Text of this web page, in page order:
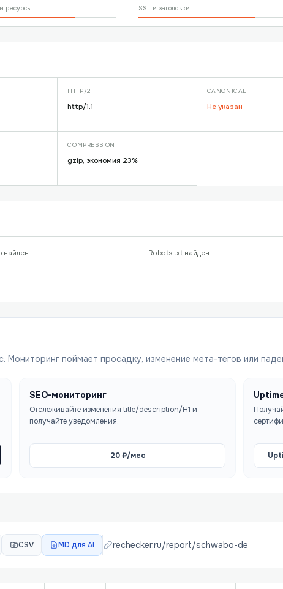
ресурсы SSL и заголовки
HTTP/2
http/1.1
CANONICAL
Не указан
COMPRESSION
gzip, экономия 23%
найден Robots.txt найден
Мониторинг поймает просадку, изменение мета-тегов или
SEO-мониторинг
Отслеживайте изменения title/description/H1 и
получайте уведомления.
20₽/мес
CSV MD для AI rechecker.ru/report/schwabo-de